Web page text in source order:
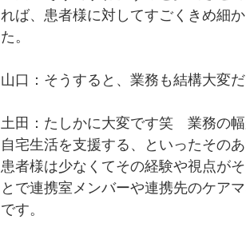
れば、患者様に対してすごくきめ細
た。
山口：そうすると、業務も結構大変
土田：たしかに大変です笑　業務の
自宅生活を支援する、といったその
患者様は少なくてその経験や視点が
とで連携室メンバーや連携先のケア
です。